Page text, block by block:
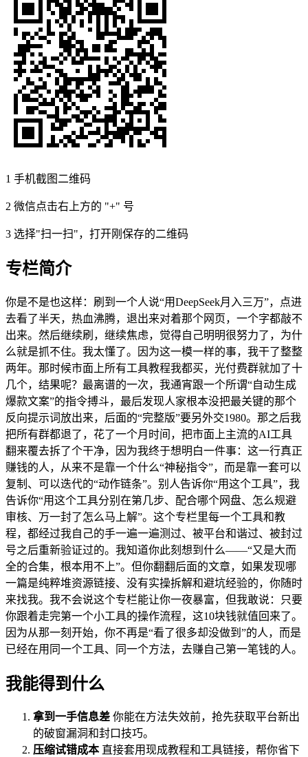
1 手机截图二维码
2 微信点击右上方的 "+" 号
3 选择"扫一扫"，打开刚保存的二维码
专栏简介
你是不是也这样：刷到一个人说“用DeepSeek月入三万”，点进
去看了半天，热血沸腾，退出来对着那个网页，一个字都敲不
出来。然后继续刷，继续焦虑，觉得自己明明很努力了，为什
么就是抓不住。我太懂了。因为这一模一样的事，我干了整整
两年。那时候市面上所有工具教程我都买，光付费群就加了十
几个，结果呢？最离谱的一次，我通宵跟一个所谓“自动生成
爆款文案”的指令搏斗，最后发现人家根本没把最关键的那个
反向提示词放出来，后面的“完整版”要另外交1980。那之后我
把所有群都退了，花了一个月时间，把市面上主流的AI工具
翻来覆去拆了个干净，因为我终于想明白一件事：这一行真正
赚钱的人，从来不是靠一个什么“神秘指令”，而是靠一套可以
复制、可以迭代的“动作链条”。别人告诉你“用这个工具”，我
告诉你“用这个工具分别在第几步、配合哪个网盘、怎么规避
审核、万一封了怎么马上解”。这个专栏里每一个工具和教
程，都经过我自己的手一遍一遍测过、被平台和谐过、被封过
号之后重新验证过的。我知道你此刻想到什么——“又是大而
全的合集，根本用不上”。但你翻翻后面的文章，如果发现哪
一篇是纯粹堆资源链接、没有实操拆解和避坑经验的，你随时
来找我。我不会说这个专栏能让你一夜暴富，但我敢说：只要
你跟着走完第一个小工具的操作流程，这10块钱就值回来了。
因为从那一刻开始，你不再是“看了很多却没做到”的人，而是
已经在用同一个工具、同一个方法，去赚自己第一笔钱的人。
我能得到什么
拿到一手信息差 你能在方法失效前，抢先获取平台新出
的破窗漏洞和封口技巧。
压缩试错成本直接套用现成教程和工具链接，帮你省下